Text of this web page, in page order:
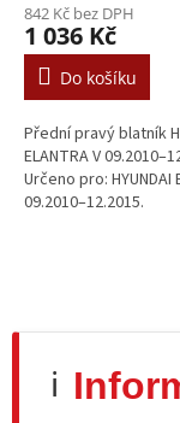
842 Kč bez DPH
1 036 Kč
Do košíku
Přední pravý blatník
ELANTRA V
Určeno pro: HYUNDAI
09.2010–12.2015.
ℹ️